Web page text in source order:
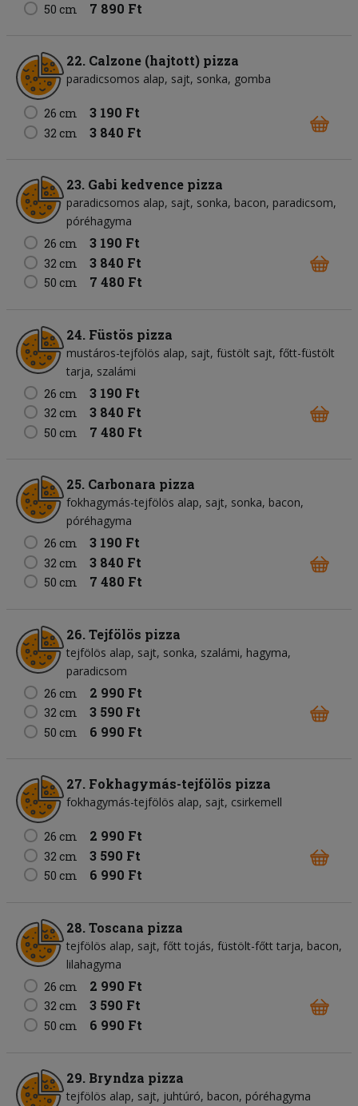
50 cm 7 890 Ft
22. Calzone (hajtott) pizza
paradicsomos alap sajt sonka gomba
26 cm 3 190 Ft
32 cm 3 840 Ft
23. Gabi kedvence pizza
paradicsomos alap sajt sonka bacon paradicsom
póréhagyma
26 cm
3 190 Ft
32 cm 3 840 Ft
50 cm 7 480 Ft
24. Füstös pizza
mustáros-tejfölös alap sajt füstölt sajt főtt-füstölt
tarja szalámi
26 cm
3 190 Ft
32 cm 3 840 Ft
50 cm 7 480 Ft
25. Carbonara pizza
fokhagymás-tejfölös alap sajt sonka bacon
póréhagyma
26 cm
3 190 Ft
32 cm 3 840 Ft
50 cm 7 480 Ft
26. Tejfölös pizza
tejfölös alap sajt sonka szalámi hagyma
paradicsom
26 cm
2 990 Ft
32 cm 3 590 Ft
50 cm 6 990 Ft
27. Fokhagymás-tejfölös pizza
fokhagymás-tejfölös alap sajt csirkemell
26 cm 2 990 Ft
32 cm 3 590 Ft
50 cm 6 990 Ft
28. Toscana pizza
tejfölös alap sajt főtt tojás füstölt-főtt tarja bacon
lilahagyma
26 cm
2 990 Ft
32 cm 3 590 Ft
50 cm 6 990 Ft
29. Bryndza pizza
tejfölös alap sajt juhtúró bacon póréhagyma